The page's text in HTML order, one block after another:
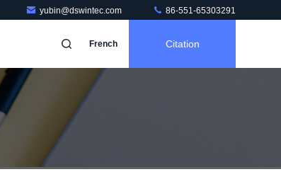
yubin@dswintec.com 86-551-65303291
French Citation